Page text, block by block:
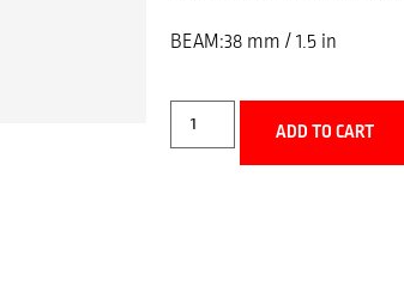
BEAM:38 mm / 1.5 in
ADD TO CART